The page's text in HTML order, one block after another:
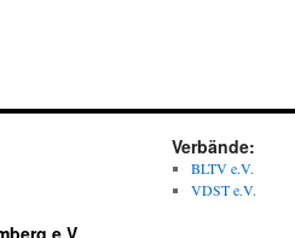
Verbände:
BLTV e.V.
VDST e.V.
e.V.